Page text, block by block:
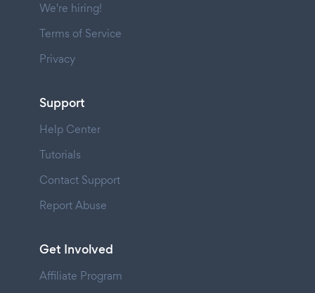
We're hiring!
Terms of Service
Privacy
Support
Help Center
Tutorials
Contact Support
Report Abuse
Get Involved
Affiliate Program